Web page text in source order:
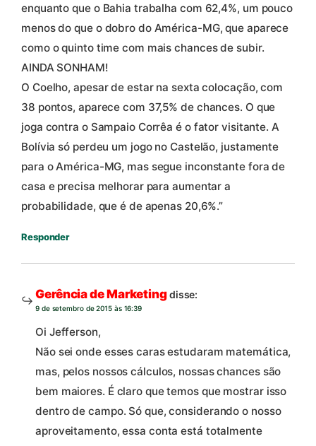
enquanto que o Bahia trabalha com 62,4%, um pouco
menos do que o dobro do América-MG, que aparece
como o quinto time com mais chances de subir.
AINDA SONHAM!
O Coelho, apesar de estar na sexta colocação, com
38 pontos, aparece com 37,5% de chances. O que
joga contra o Sampaio Corrêa é o fator visitante. A
Bolívia só perdeu um jogo no Castelão, justamente
para o América-MG, mas segue inconstante fora de
casa e precisa melhorar para aumentar a
probabilidade, que é de apenas 20,6%.”
Responder
Gerência de Marketingdisse:
9 de setembro de 2015 às 16:39
Oi Jefferson,
Não sei onde esses caras estudaram matemática,
mas, pelos nossos cálculos, nossas chances são
bem maiores. É claro que temos que mostrar isso
dentro de campo. Só que, considerando o nosso
aproveitamento, essa conta está totalmente